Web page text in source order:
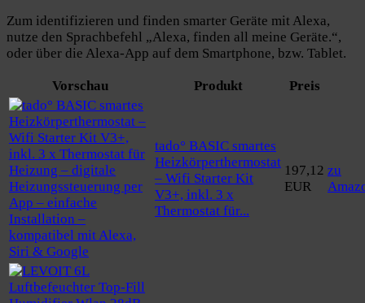
Zum identifizieren und finden smarter Geräte mit Alexa,
nutze den Sprachbefehl „Alexa, finden all meine Geräte.“,
oder über die Alexa-App auf dem Smartphone, bzw. Tablet.
Vorschau Produkt Preis
tado° BASIC smartes
Heizkörperthermostat
– Wifi Starter Kit
V3+, inkl. 3 x
Thermostat für...
197,12
EUR
zu